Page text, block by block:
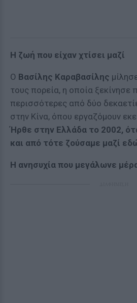
Η ζωή που είχαν χτίσει μαζί
Ο Βασίλης Καραβασίλης
τους πορεία, η οποία ξεκίνησε
περισσότερες από δύο
στην Κίνα, όπου εργαζόμουν
Ήρθε στην Ελλάδα το 2002,
και από τότε ζούσαμε μαζί
Η ανησυχία που μεγάλωνε